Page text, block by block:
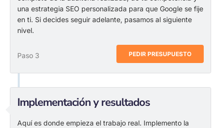
una estrategia SEO personalizada para que Google se fije
en ti. Si decides seguir adelante, pasamos al siguiente
nivel.
PEDIR PRESUPUESTO
Paso 3
Implementación y resultados
Aquí es donde empieza el trabajo real. Implemento la